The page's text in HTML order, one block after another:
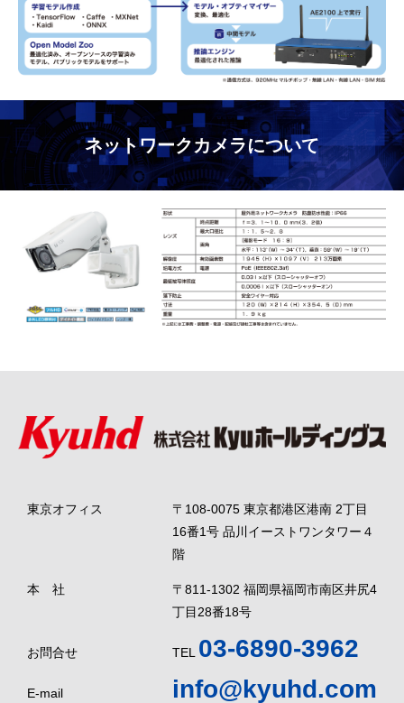
ネットワークカメラについて
東京オフィス
〒108-0075 東京都港区港南 2丁目
16番1号 品川イーストワンタワー４
階
本 社
〒811-1302 福岡県福岡市南区井尻4
丁目28番18号
お問合せ TEL 03-6890-3962
E-mail info@kyuhd.com